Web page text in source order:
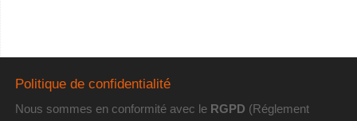
Politique de confidentialité
Nous sommes en conformité avec le RGPD (Réglement